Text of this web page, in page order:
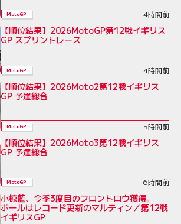
MotoGP 4時間前
【順位結果】2026MotoGP第12戦イギリス
GP スプリントレース
MotoGP 4時間前
【順位結果】2026Moto2第12戦イギリス
GP 予選総合
MotoGP 5時間前
【順位結果】2026Moto3第12戦イギリス
GP 予選総合
MotoGP 6時間前
小椋藍、今季3度目のフロントロウ獲得。
ポールはレコード更新のマルティン／第12戦
イギリスGP